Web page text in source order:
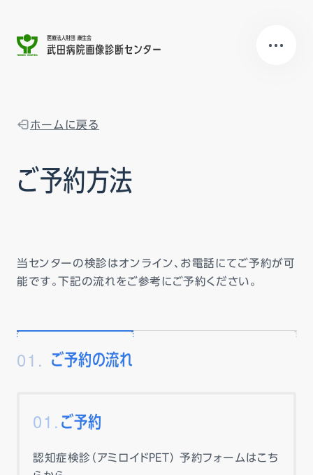
ホームに戻る
ご予約方法
当センターの検診はオンライン、お電話にてご予約が可
能です。下記の流れをご参考にご予約ください。
01. ご予約の流れ
ご予約
認知症検診（アミロイドPET） 予約フォームはこち